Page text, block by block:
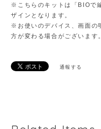
※こちらのキットは「BIOで
ザインとなります。
※お使いのデバイス、画面の
方が変わる場合がございます。
通報する